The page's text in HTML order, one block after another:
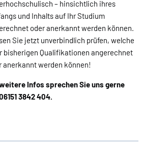
– hinsichtlich ihres
und Inhalts auf Ihr Studium
oder anerkannt werden können.
Sie jetzt unverbindlich prüfen, welche
bisherigen Qualifikationen angerechnet
anerkannt werden können!
Infos sprechen Sie uns gerne
3842 404.